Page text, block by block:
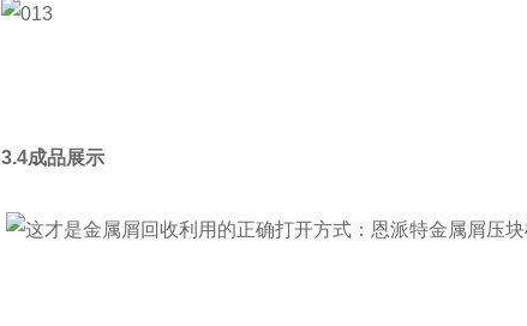
3.4成品展示